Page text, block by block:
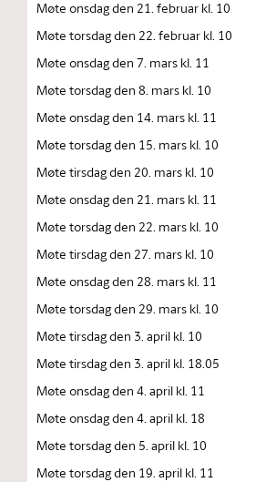
Møte onsdag den 21. februar kl. 10
Møte torsdag den 22. februar kl. 10
Møte onsdag den 7. mars kl. 11
Møte torsdag den 8. mars kl. 10
Møte onsdag den 14. mars kl. 11
Møte torsdag den 15. mars kl. 10
Møte tirsdag den 20. mars kl. 10
Møte onsdag den 21. mars kl. 11
Møte torsdag den 22. mars kl. 10
Møte tirsdag den 27. mars kl. 10
Møte onsdag den 28. mars kl. 11
Møte torsdag den 29. mars kl. 10
Møte tirsdag den 3. april kl. 10
Møte tirsdag den 3. april kl. 18.05
Møte onsdag den 4. april kl. 11
Møte onsdag den 4. april kl. 18
Møte torsdag den 5. april kl. 10
Møte torsdag den 19. april kl. 11